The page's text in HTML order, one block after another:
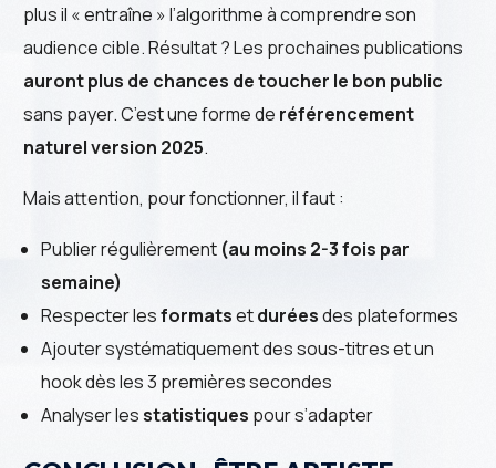
plus il « entraîne » l’algorithme à comprendre son
audience cible. Résultat ? Les prochaines publications
auront plus de chances de toucher le bon public
sans payer. C’est une forme de référencement
naturel version 2025.
Mais attention, pour fonctionner, il faut :
Publier régulièrement (au moins 2-3 fois par
semaine)
Respecter lesformatsetduréesdes plateformes
Ajouter systématiquement des sous-titres et un
hook dès les 3 premières secondes
Analyser lesstatistiques pour s’adapter